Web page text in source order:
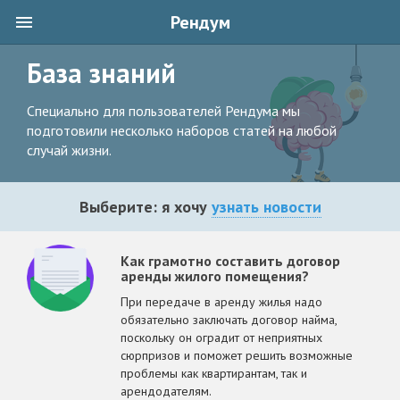
Рендум
База знаний
Специально для пользователей Рендума мы
подготовили несколько наборов статей на любой
случай жизни.
Выберите: я хочу узнать новости
Как грамотно составить договор
аренды жилого помещения?
При передаче в аренду жилья надо
обязательно заключать договор найма,
поскольку он оградит от неприятных
сюрпризов и поможет решить возможные
проблемы как квартирантам, так и
арендодателям.